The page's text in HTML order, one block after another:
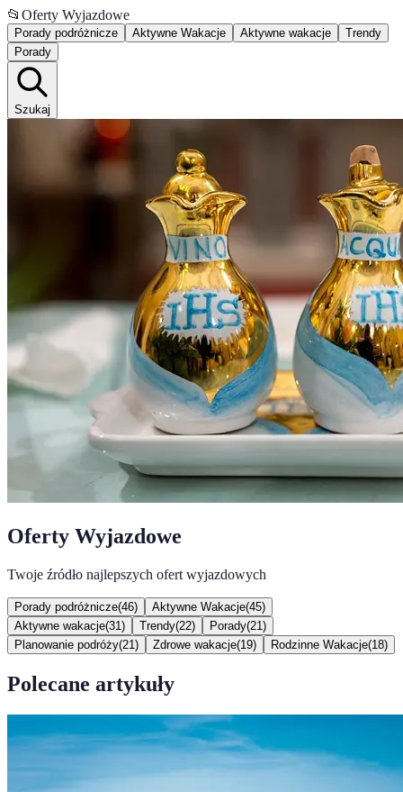
📂 Oferty Wyjazdowe
Porady podróżnicze Aktywne Wakacje Aktywne wakacje
Trendy
Porady
Szukaj
Oferty Wyjazdowe
Twoje źródło najlepszych ofert wyjazdowych
Porady podróżnicze(46) Aktywne Wakacje(45)
Aktywne wakacje(31 ) Trendy(22) Porady(21 )
Planowanie podróży(21 ) Zdrowe wakacje(19) Rodzinne Wakacje(18)
Polecane artykuły